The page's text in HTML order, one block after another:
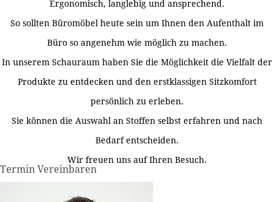
Ergonomisch, langlebig und ansprechend.
So sollten Büromöbel heute sein um Ihnen den Aufenthalt im
Büro so angenehm wie möglich zu machen.
In unserem Schauraum haben Sie die Möglichkeit die Vielfalt der
Produkte zu entdecken und den erstklassigen Sitzkomfort
persönlich zu erleben.
Sie können die Auswahl an Stoffen selbst erfahren und nach
Bedarf entscheiden.
Wir freuen uns auf Ihren Besuch.
Termin Vereinbaren